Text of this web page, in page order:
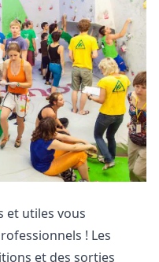
et utiles vous
! Les
et des sorties